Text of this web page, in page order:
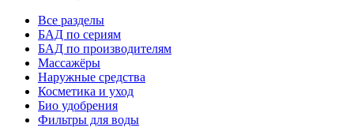
Все разделы
БАД по сериям
БАД по производителям
Массажёры
Наружные средства
Косметика и уход
Био удобрения
Фильтры для воды